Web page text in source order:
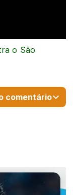
o São
comentário